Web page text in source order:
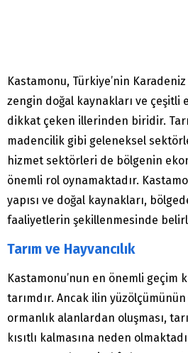
Kastamonu, Türkiye’nin
zengin doğal kaynakları ve çeşitli
dikkat çeken illerinden biridir.
madencilik gibi geleneksel
hizmet sektörleri de bölgenin
önemli rol oynamaktadır.
yapısı ve doğal kaynakları,
faaliyetlerin şekillenmesinde
Tarım ve Hayvancılık
Kastamonu’nun en önemli geçim
tarımdır. Ancak ilin yüzölçümünün
ormanlık alanlardan oluşması,
kısıtlı kalmasına neden